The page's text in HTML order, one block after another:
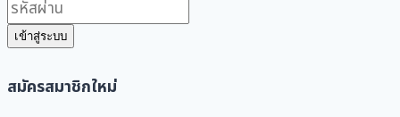
เข้าสู่ระบบ
สมัครสมาชิกใหม่